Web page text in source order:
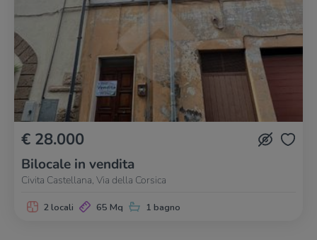
€ 28.000
Bilocale in vendita
Civita Castellana, Via della Corsica
2 locali 65 Mq 1 bagno